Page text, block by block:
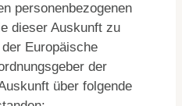
personenbezogenen
dieser Auskunft zu
Europäische
der
über folgende